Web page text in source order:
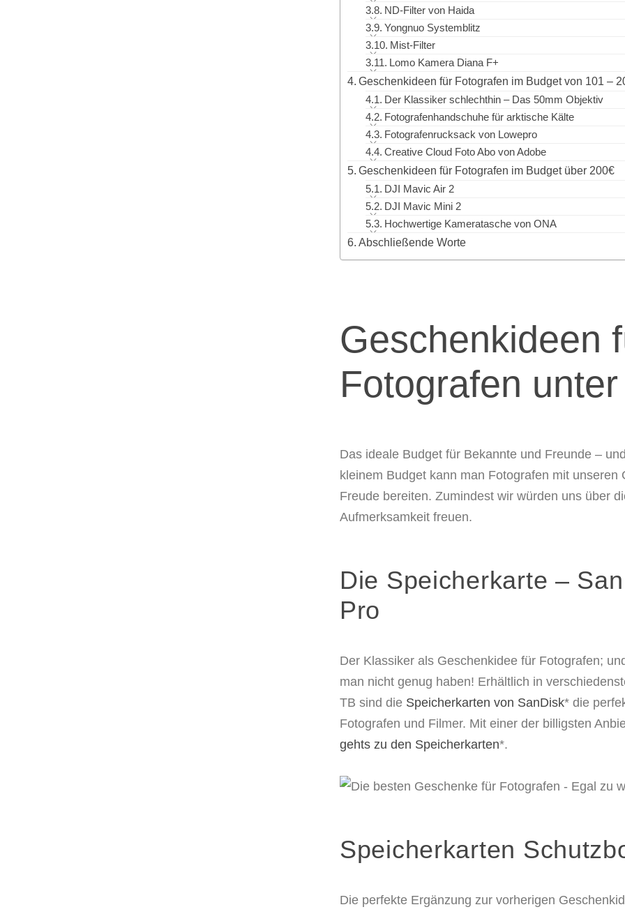
ND-Filter von Haida
Yongnuo Systemblitz
Mist-Filter
Lomo Kamera Diana F+
Geschenkideen für Fotografen im Budget von 101 –
Der Klassiker schlechthin – Das 50mm Objektiv
Fotografenhandschuhe für arktische Kälte
Fotografenrucksack von Lowepro
Creative Cloud Foto Abo von Adobe
Geschenkideen für Fotografen im Budget über 200€
DJI Mavic Air 2
DJI Mavic Mini 2
Hochwertige Kameratasche von ONA
Abschließende Worte
Geschenkideen
Fotografen
Das ideale Budget für Bekannte und Freunde –
kleinem Budget kann man Fotografen mit unseren
Freude bereiten. Zumindest wir würden uns über
Aufmerksamkeit freuen.
Die Speicherkarte –
Pro
Der Klassiker als Geschenkidee für Fotografen;
man nicht genug haben! Erhältlich in
TB sind die Speicherkarten von SanDisk* die
Fotografen und Filmer. Mit einer der billigsten
gehts zu den Speicherkarten*.
Speicherkarten
Die perfekte Ergänzung zur vorherigen